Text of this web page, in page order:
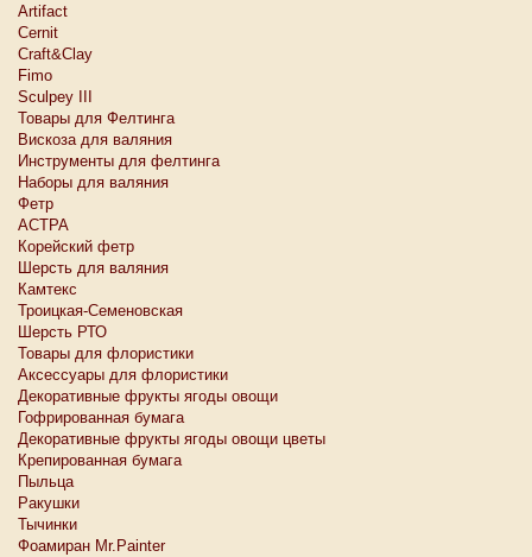
Artifact
Cernit
Craft&Clay
Fimo
Sculpey III
Товары для Фелтинга
Вискоза для валяния
Инструменты для фелтинга
Наборы для валяния
Фетр
АСТРА
Корейский фетр
Шерсть для валяния
Камтекс
Троицкая-Семеновская
Шерсть РТО
Товары для флористики
Аксессуары для флористики
Декоративные фрукты ягоды овощи
Гофрированная бумага
Декоративные фрукты ягоды овощи цветы
Крепированная бумага
Пыльца
Ракушки
Тычинки
Фоамиран Mr.Painter